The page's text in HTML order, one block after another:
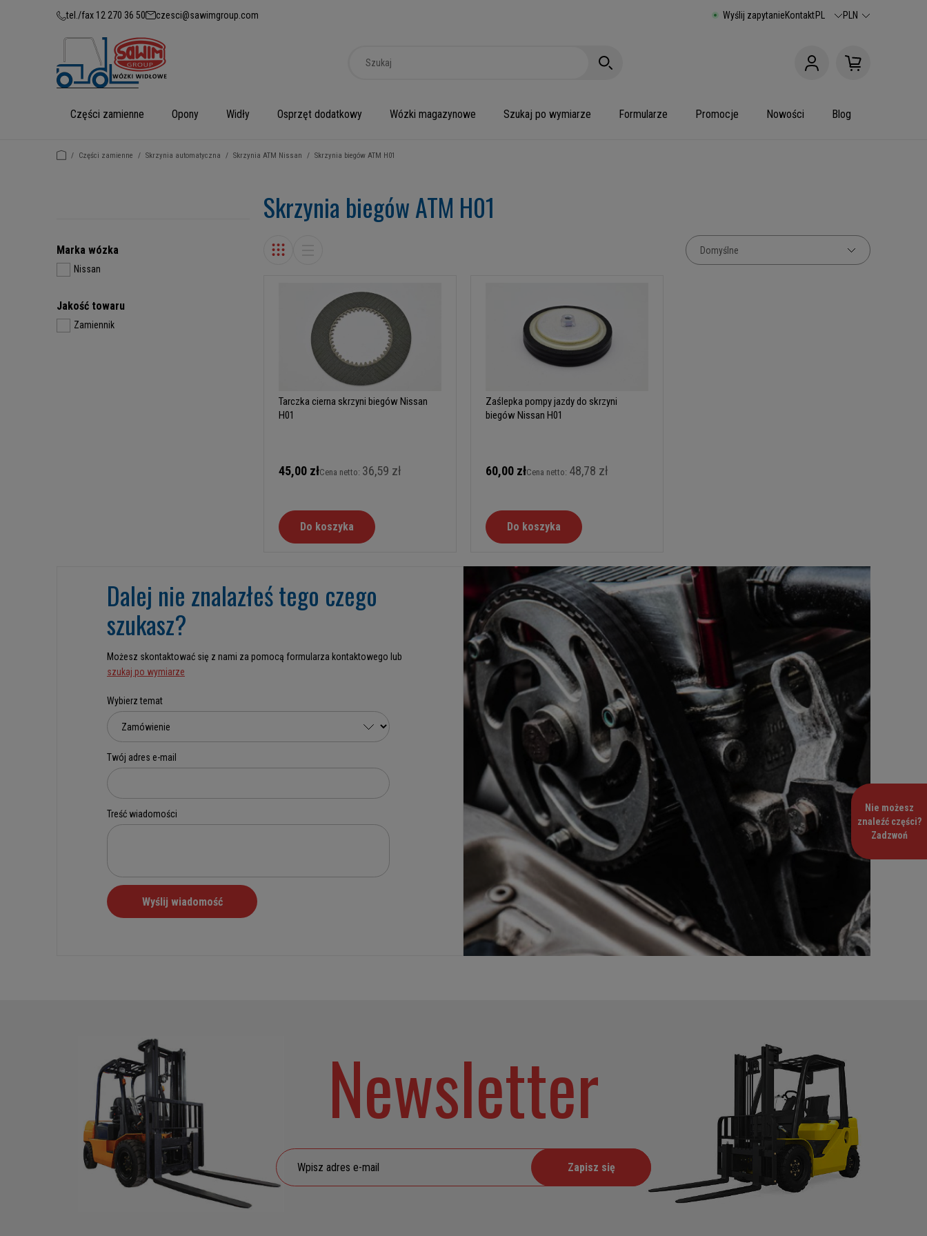
tel./fax 12 270 36 50 czesci@sawimgroup.com Wyślij zapytanieKontaktPL PLN
Części zamienne Opony Widły Osprzęt dodatkowy Wózki magazynowe Szukaj po wymiarze Formularze Promocje Nowości Blog
/ Części zamienne / Skrzynia automatyczna / Skrzynia ATM Nissan / Skrzynia biegów ATM H01
Marka wózka
Nissan
Jakość towaru
Zamiennik
Skrzynia biegów ATM H01
Tarczka cierna skrzyni biegów Nissan
H01
45,00 złCena netto: 36,59 zł
Do koszyka
Zaślepka pompy jazdy do skrzyni
biegów Nissan H01
60,00 złCena netto: 48,78 zł
Do koszyka
Dalej nie znalazłeś tego czego
szukasz?
Możesz skontaktować się z nami za pomocą formularza kontaktowego lub
szukaj po wymiarze
Newsletter
Zapisz się
Nie możesz
znaleźć części?
Zadzwoń